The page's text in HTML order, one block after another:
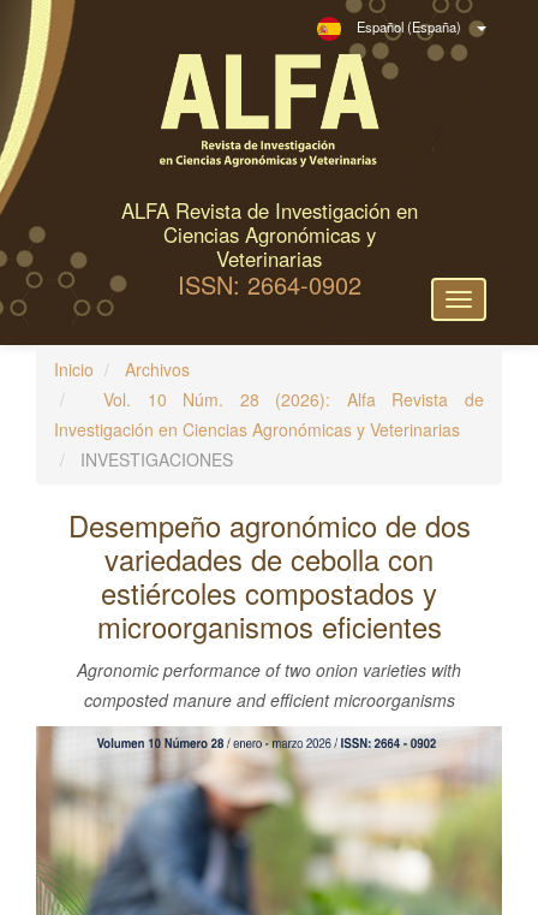
N
a
e
r
n
p
r
Español (España)
ALFA Revista de Investigación en
Ciencias Agronómicas y
Veterinarias
ISSN: 2664-0902
Toggle
Inicio
Archivos
Vol. 10 Núm. 28 (2026): Alfa Revista de
Investigación en Ciencias Agronómicas y Veterinarias
INVESTIGACIONES
Desempeño agronómico de dos
variedades de cebolla con
estiércoles compostados y
microorganismos eficientes
Agronomic performance of two onion varieties with
composted manure and efficient microorganisms
Barra
lateral
del
artículo